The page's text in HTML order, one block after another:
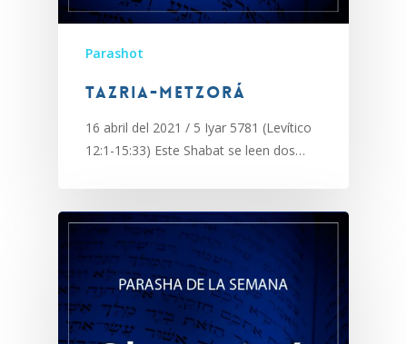
Parashot
Tazria-Metzorá
16 abril del 2021 / 5 Iyar 5781 (Levítico
12:1-15:33) Este Shabat se leen dos…